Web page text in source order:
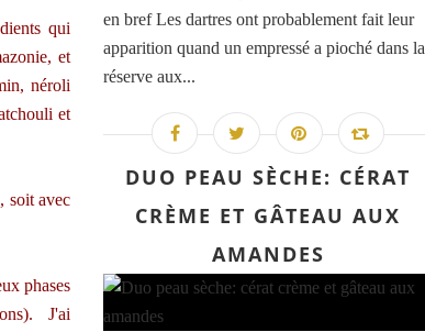
qui
et
néroli
et
soit avec
phases
J'ai
en bref Les dartres ont probablement fait leur
apparition quand un empressé a pioché dans la
réserve aux...
DUO PEAU SÈCHE: CÉRAT
CRÈME ET GÂTEAU AUX
AMANDES